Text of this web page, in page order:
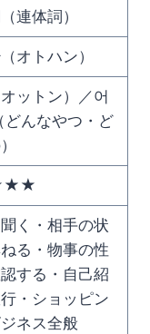
連体詞）
オトハン）
ットン）／어
どんなやつ・ど
く・相手の状
る・物事の性
する・自己紹
・ショッピン
ネス全般